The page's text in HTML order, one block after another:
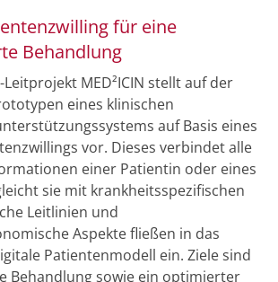
für eine
Behandlung
MED²ICIN stellt auf der
eines klinischen
auf Basis eines
vor. Dieses verbindet alle
einer Patientin oder eines
sie mit krankheitsspezifischen
Leitlinien und
Aspekte fließen in das
Patientenmodell ein. Ziele sind
Behandlung sowie ein optimierter